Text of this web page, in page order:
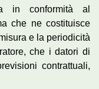
in conformità al
che ne costituisce
e la periodicità
che i datori di
contrattuali,